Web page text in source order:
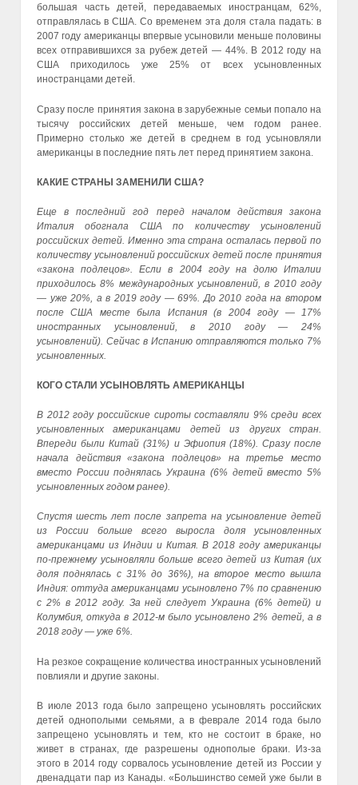
большая часть детей, передаваемых иностранцам, 62%,
отправлялась в США. Со временем эта доля стала падать: в
2007 году американцы впервые усыновили меньше половины
всех отправившихся за рубеж детей — 44%. В 2012 году на
США приходилось уже 25% от всех усыновленных
иностранцами детей.
Сразу после принятия закона в зарубежные семьи попало на
тысячу российских детей меньше, чем годом ранее.
Примерно столько же детей в среднем в год усыновляли
американцы в последние пять лет перед принятием закона.
КАКИЕ СТРАНЫ ЗАМЕНИЛИ США?
Еще в последний год перед началом действия закона
Италия обогнала США по количеству усыновлений
российских детей. Именно эта страна осталась первой по
количеству усыновлений российских детей после принятия
«закона подлецов». Если в 2004 году на долю Италии
приходилось 8% международных усыновлений, в 2010 году
— уже 20%, а в 2019 году — 69%. До 2010 года на втором
после США месте была Испания (в 2004 году — 17%
иностранных усыновлений, в 2010 году — 24%
усыновлений). Сейчас в Испанию отправляются только 7%
усыновленных.
КОГО СТАЛИ УСЫНОВЛЯТЬ АМЕРИКАНЦЫ
В 2012 году российские сироты составляли 9% среди всех
усыновленных американцами детей из других стран.
Впереди были Китай (31%) и Эфиопия (18%). Сразу после
начала действия «закона подлецов» на третье место
вместо России поднялась Украина (6% детей вместо 5%
усыновленных годом ранее).
Спустя шесть лет после запрета на усыновление детей
из России больше всего выросла доля усыновленных
американцами из Индии и Китая. В 2018 году американцы
по-прежнему усыновляли больше всего детей из Китая (их
доля поднялась с 31% до 36%), на второе место вышла
Индия: оттуда американцами усыновлено 7% по сравнению
с 2% в 2012 году. За ней следует Украина (6% детей) и
Колумбия, откуда в 2012-м было усыновлено 2% детей, а в
2018 году — уже 6%.
На резкое сокращение количества иностранных усыновлений
повлияли и другие законы.
В июле 2013 года было запрещено усыновлять российских
детей однополыми семьями, а в феврале 2014 года было
запрещено усыновлять и тем, кто не состоит в браке, но
живет в странах, где разрешены однополые браки. Из-за
этого в 2014 году сорвалось усыновление детей из России у
двенадцати пар из Канады. «Большинство семей уже были в